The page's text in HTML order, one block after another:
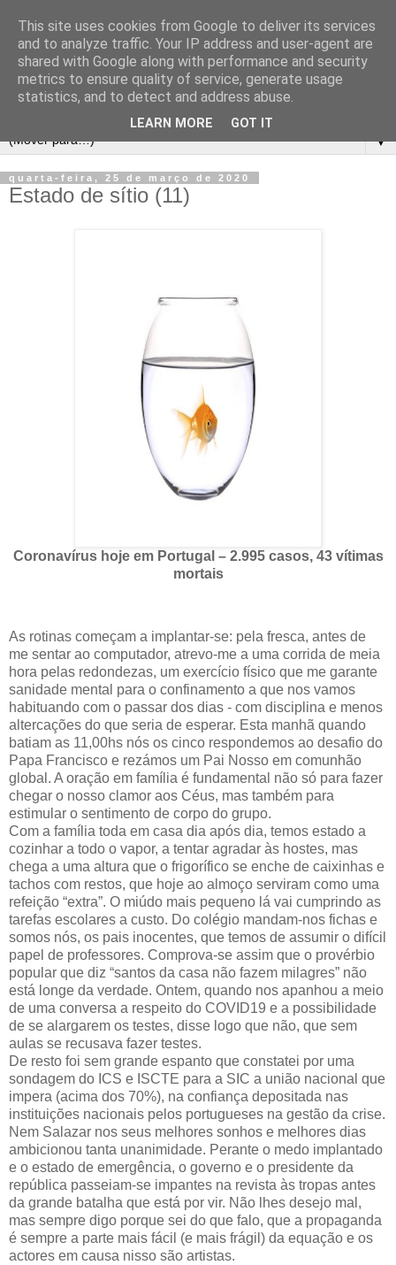
▼
quarta-feira, 25 de março de 2020
Estado de sítio (11)
Coronavírus hoje em Portugal – 2.995 casos, 43 vítimas
mortais
As rotinas começam a implantar-se: pela fresca, antes de
me sentar ao computador, atrevo-me a uma corrida de meia
hora pelas redondezas, um exercício físico que me garante
sanidade mental para o confinamento a que nos vamos
habituando com o passar dos dias - com disciplina e menos
altercações do que seria de esperar. Esta manhã quando
batiam as 11,00hs nós os cinco respondemos ao desafio do
Papa Francisco e rezámos um Pai Nosso em comunhão
global. A oração em família é fundamental não só para fazer
chegar o nosso clamor aos Céus, mas também para
estimular o sentimento de corpo do grupo.
Com a família toda em casa dia após dia, temos estado a
cozinhar a todo o vapor, a tentar agradar às hostes, mas
chega a uma altura que o frigorífico se enche de caixinhas e
tachos com restos, que hoje ao almoço serviram como uma
refeição “extra”. O miúdo mais pequeno lá vai cumprindo as
tarefas escolares a custo. Do colégio mandam-nos fichas e
somos nós, os pais inocentes, que temos de assumir o difícil
papel de professores. Comprova-se assim que o provérbio
popular que diz “santos da casa não fazem milagres” não
está longe da verdade. Ontem, quando nos apanhou a meio
de uma conversa a respeito do COVID19 e a possibilidade
de se alargarem os testes, disse logo que não, que sem
aulas se recusava fazer testes.
De resto foi sem grande espanto que constatei por uma
sondagem do ICS e ISCTE para a SIC a união nacional que
impera (acima dos 70%), na confiança depositada nas
instituições nacionais pelos portugueses na gestão da crise.
Nem Salazar nos seus melhores sonhos e melhores dias
ambicionou tanta unanimidade. Perante o medo implantado
e o estado de emergência, o governo e o presidente da
república passeiam-se impantes na revista às tropas antes
da grande batalha que está por vir. Não lhes desejo mal,
mas sempre digo porque sei do que falo, que a propaganda
é sempre a parte mais fácil (e mais frágil) da equação e os
actores em causa nisso são artistas.
This site uses cookies from Google to deliver its services
and to analyze traffic. Your IP address and user-agent are
shared with Google along with performance and security
metrics to ensure quality of service, generate usage
statistics, and to detect and address abuse.
LEARN MORE GOT IT